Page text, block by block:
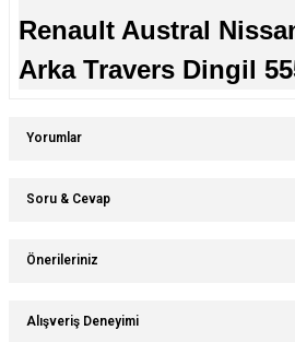
Renault Austral
Arka Travers Dingil
Yorumlar
Soru & Cevap
Önerileriniz
Bu ürünün fiyat bilgisi, resim, ürün
yetersiz gördüğünüz noktaları öneri formunu
Alışveriş Deneyimi